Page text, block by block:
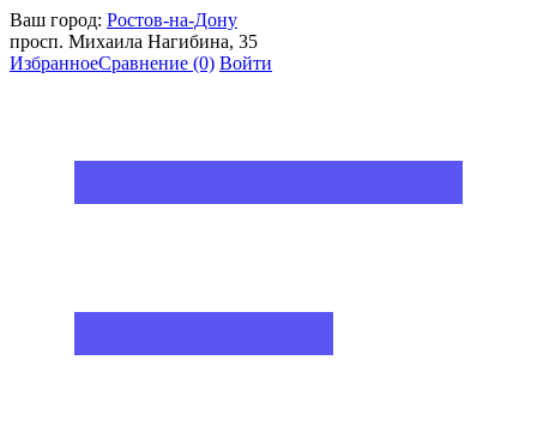
Ваш город: Ростов-на-Дону
просп. Михаила Нагибина, 35
ИзбранноеСравнение (0) Войти